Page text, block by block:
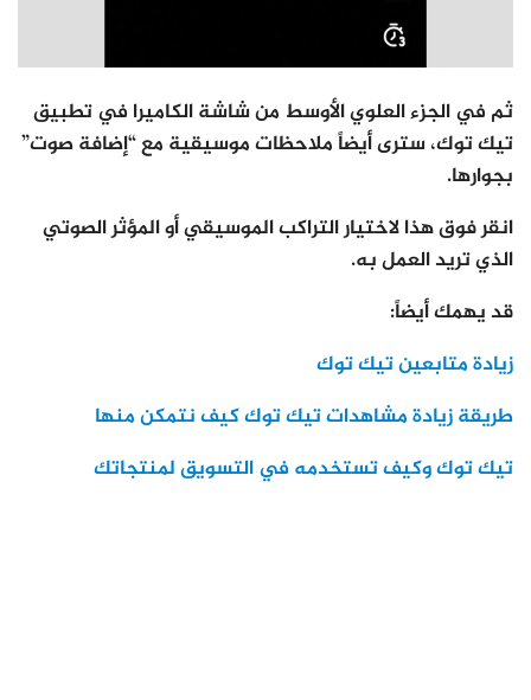
ثم في الجزء العلوي الأوسط من شاشة الكاميرا في تطبيق
تيك توك، سترى أيضاً ملاحظات موسيقية مع “إضافة صوت”
بجوارها.
انقر فوق هذا لاختيار التراكب الموسيقي أو المؤثر الصوتي
الذي تريد العمل به.
قد يهمك أيضاً:
زيادة متابعين تيك توك
طريقة زيادة مشاهدات تيك توك كيف نتمكن منها
تيك توك وكيف تستخدمه في التسويق لمنتجاتك